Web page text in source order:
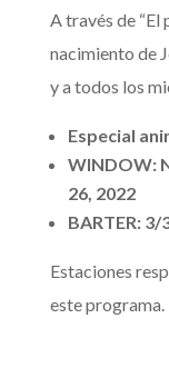
A través de “El
nacimiento de
y a todos los
Especial
WINDOW:
26, 2022
BARTER:
Estaciones
este programa.